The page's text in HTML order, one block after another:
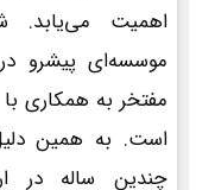
اهمیت می‌یابد.
موسسه‌ای پیشرو
مفتخر به همکاری
است. به همین
چندین ساله در